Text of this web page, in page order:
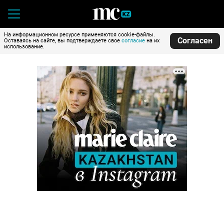
На информационном ресурсе применяются cookie-файлы.
Оставаясь на сайте, вы подтверждаете свое согласие на их
использование.
Согласен